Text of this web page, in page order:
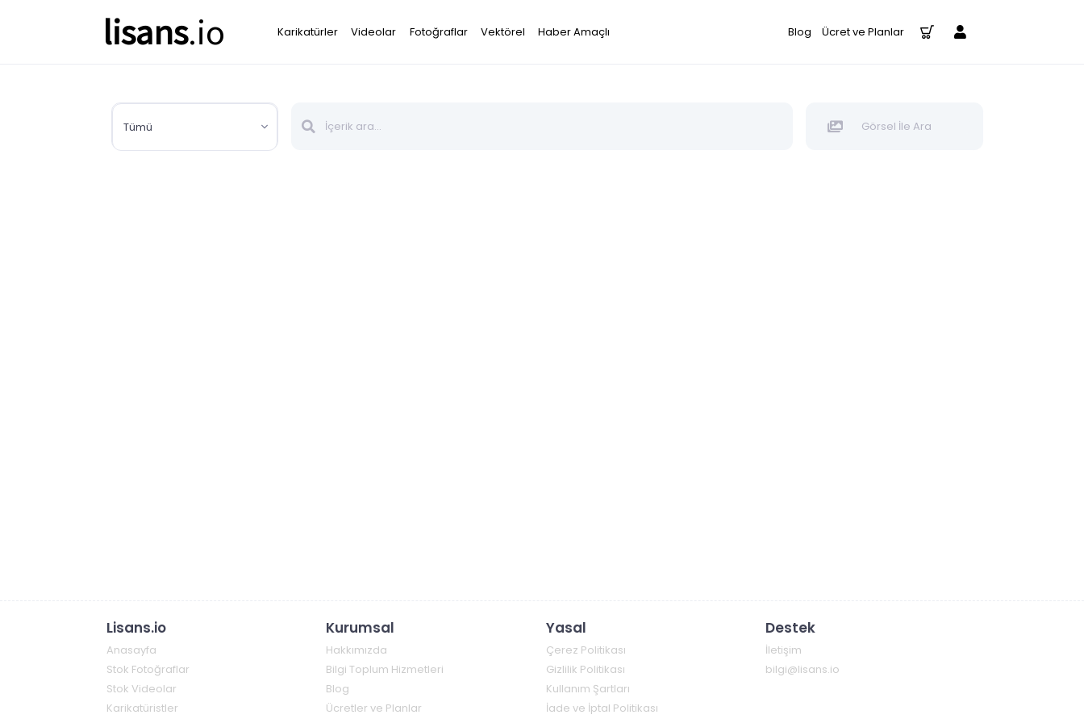
lisans.io Karikatürler Videolar Fotoğraflar Vektörel Haber Amaçlı Blog Ücret ve Planlar
Tümü Görsel İle Ara
Lisans.io
Anasayfa
Stok Fotoğraflar
Stok Videolar
Karikatüristler
Kurumsal
Hakkımızda
Bilgi Toplum Hizmetleri
Blog
Ücretler ve Planlar
Yasal
Çerez Politikası
Gizlilik Politikası
Kullanım Şartları
İade ve İptal Politikası
Destek
İletişim
bilgi@lisans.io